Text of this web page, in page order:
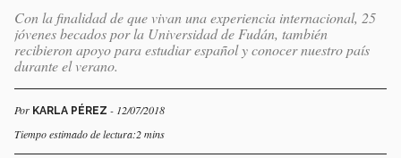
Con la finalidad de que vivan una experiencia internacional, 25
jóvenes becados por la Universidad de Fudán, también
recibieron apoyo para estudiar español y conocer nuestro país
durante el verano.
Por KARLA PÉREZ - 12/07/2018
Tiempo estimado de lectura:2 mins